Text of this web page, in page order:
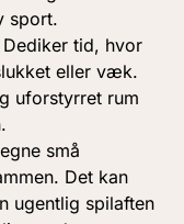
sport.
Dediker tid, hvor
eller væk.
uforstyrret rum
små
Det kan
ugentlig spilaften